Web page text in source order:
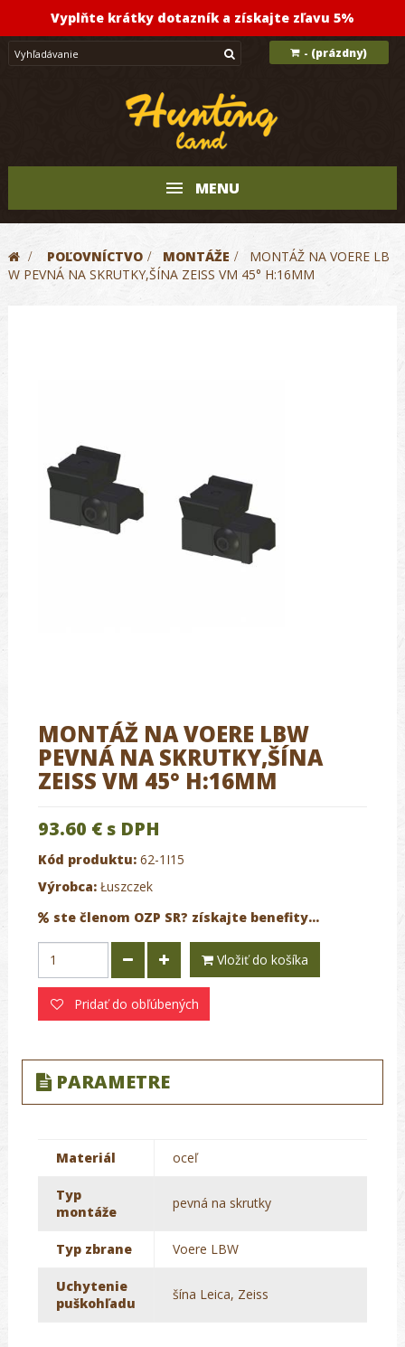
Vyplňte krátky dotazník a získajte zľavu 5%
- (prázdny)
MENU
> POĽOVNÍCTVO > MONTÁŽE >
MONTÁŽ NA VOERE LB
W PEVNÁ NA SKRUTKY,ŠÍNA ZEISS VM 45° H:16MM
MONTÁŽ NA VOERE LBW
PEVNÁ NA SKRUTKY,ŠÍNA
ZEISS VM 45° H:16MM
93.60 € s DPH
Kód produktu: 62-1I15
Výrobca: Łuszczek
ste členom OZP SR? získajte benefity...
Vložiť do košíka
Pridať do obľúbených
PARAMETRE
Materiál oceľ
Typ
montáže
pevná na skrutky
Typ zbrane Voere LBW
Uchytenie
puškohľadu
šína Leica, Zeiss